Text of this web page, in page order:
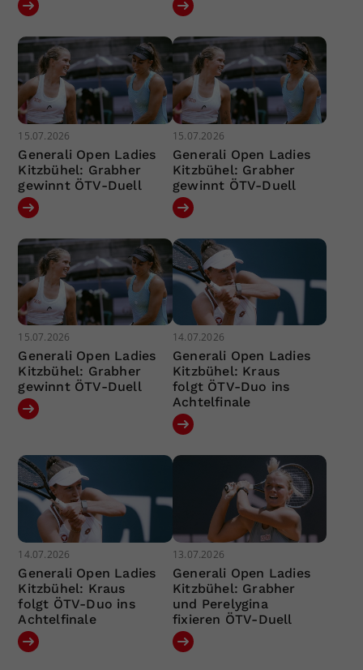
15.07.2026
Generali Open Ladies
Kitzbühel: Grabher
gewinnt ÖTV-Duell
15.07.2026
Generali Open Ladies
Kitzbühel: Grabher
gewinnt ÖTV-Duell
15.07.2026
Generali Open Ladies
Kitzbühel: Grabher
gewinnt ÖTV-Duell
14.07.2026
Generali Open Ladies
Kitzbühel: Kraus
folgt ÖTV-Duo ins
Achtelfinale
14.07.2026
Generali Open Ladies
Kitzbühel: Kraus
folgt ÖTV-Duo ins
Achtelfinale
13.07.2026
Generali Open Ladies
Kitzbühel: Grabher
und Perelygina
fixieren ÖTV-Duell